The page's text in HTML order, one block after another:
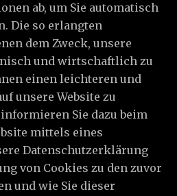
ab, um Sie automatisch
Die so erlangten
dem Zweck, unsere
und wirtschaftlich zu
einen leichteren und
unsere Website zu
Sie dazu beim
mittels eines
Datenschutzerklärung
von Cookies zu den zuvor
und wie Sie dieser